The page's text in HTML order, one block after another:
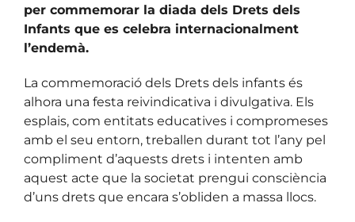
per commemorar la diada dels Drets dels
Infants que es celebra internacionalment
l’endemà.
La commemoració dels Drets dels infants és
alhora una festa reivindicativa i divulgativa. Els
esplais, com entitats educatives i compromeses
amb el seu entorn, treballen durant tot l’any pel
compliment d’aquests drets i intenten amb
aquest acte que la societat prengui consciència
d’uns drets que encara s’obliden a massa llocs.